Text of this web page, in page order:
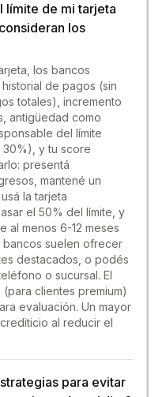
límite de mi tarjeta
los
los bancos
de pagos (sin
totales), incremento
antigüedad como
del límite
30%), y tu score
presentá
mantené un
la tarjeta
el 50% del límite, y
al menos 6-12 meses
bancos suelen ofrecer
destacados, o podés
o sucursal. El
clientes premium)
evaluación. Un mayor
al reducir el
para evitar